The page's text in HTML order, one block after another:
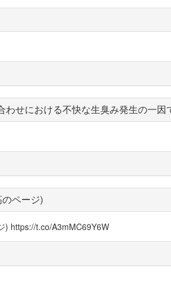
せにおける不快な生臭み発生の一因
ページ)
) https://t.co/A3mMC69Y6W